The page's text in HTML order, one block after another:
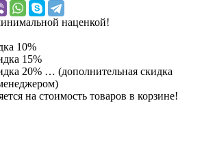
наценкой!
10%
15%
20% … (дополнительная скидка
на стоимость товаров в корзине!